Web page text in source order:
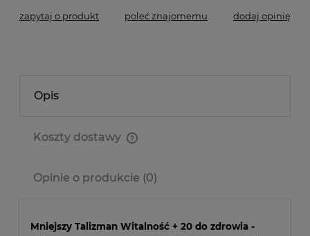
zapytaj o produkt poleć znajomemu dodaj opinię
Opis
Koszty dostawy
Opinie o produkcie (0)
Mniejszy Talizman Witalność + 20 do zdrowia -